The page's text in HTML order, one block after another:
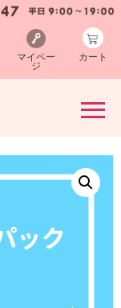
マイペー
ジ
カート